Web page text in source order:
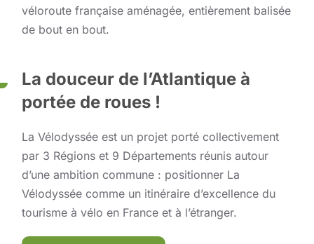
véloroute française aménagée, entièrement balisée
de bout en bout.
La douceur de l’Atlantique à
portée de roues !
La Vélodyssée est un projet porté collectivement
par 3 Régions et 9 Départements réunis autour
d’une ambition commune : positionner La
Vélodyssée comme un itinéraire d’excellence du
tourisme à vélo en France et à l’étranger.